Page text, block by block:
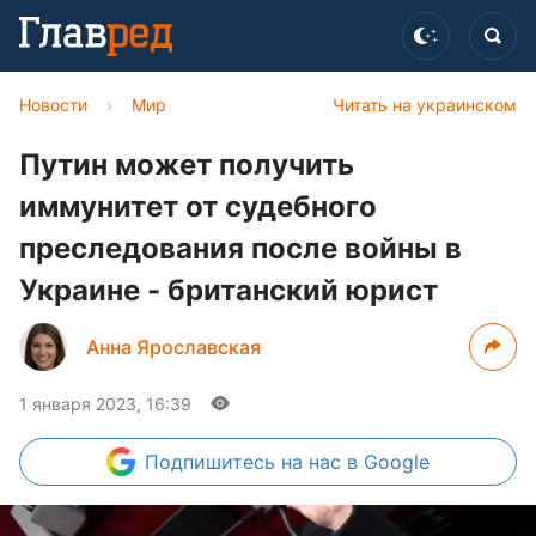
Читать на украинском
Новости › Мир
Путин может получить
иммунитет от судебного
преследования после войны в
Украине - британский юрист
Анна Ярославская
1 января 2023, 16:39
Подпишитесь на нас в Google